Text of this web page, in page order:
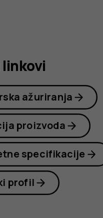
ažuriranja
proizvoda
specifikacije
profil